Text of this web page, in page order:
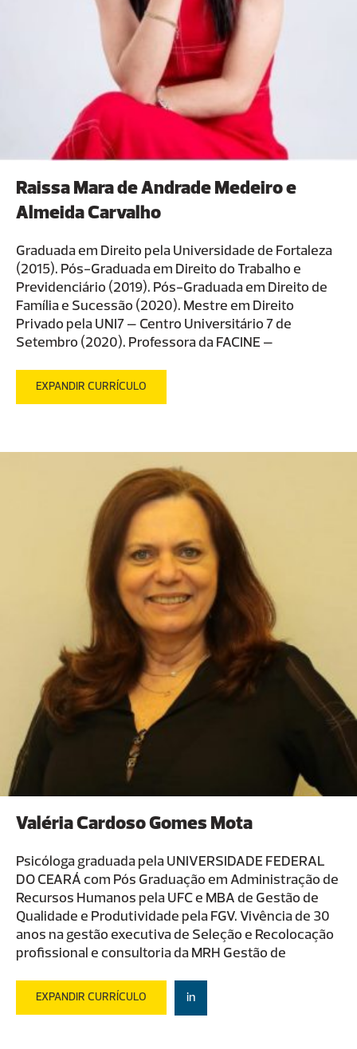
Raissa Mara de Andrade Medeiro e
Almeida Carvalho
Graduada em Direito pela Universidade de Fortaleza
(2015). Pós-Graduada em Direito do Trabalho e
Previdenciário (2019). Pós-Graduada em Direito de
Família e Sucessão (2020). Mestre em Direito
Privado pela UNI7 – Centro Universitário 7 de
Setembro (2020). Professora da FACINE –
Sócia Administradora em R. Almeida Advocacia e
EXPANDIR CURRÍCULO
Valéria Cardoso Gomes Mota
Psicóloga graduada pela UNIVERSIDADE FEDERAL
DO CEARÁ com Pós Graduação em Administração de
Recursos Humanos pela UFC e MBA de Gestão de
Qualidade e Produtividade pela FGV. Vivência de 30
anos na gestão executiva de Seleção e Recolocação
profissional e consultoria da MRH Gestão de
disciplinas de Psicologia Organizacional,
EXPANDIR CURRÍCULO in